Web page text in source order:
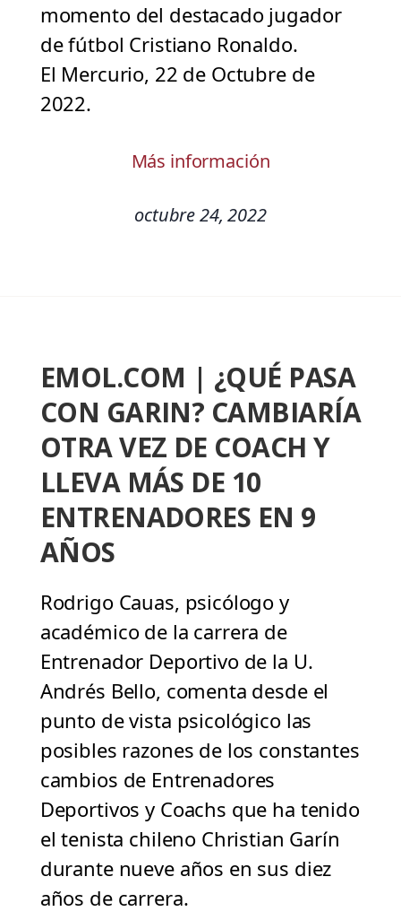
momento del destacado jugador
de fútbol Cristiano Ronaldo.
El Mercurio, 22 de Octubre de
2022.
Más información
octubre 24, 2022
EMOL.COM | ¿QUÉ PASA
CON GARIN? CAMBIARÍA
OTRA VEZ DE COACH Y
LLEVA MÁS DE 10
ENTRENADORES EN 9
AÑOS
Rodrigo Cauas, psicólogo y
académico de la carrera de
Entrenador Deportivo de la U.
Andrés Bello, comenta desde el
punto de vista psicológico las
posibles razones de los constantes
cambios de Entrenadores
Deportivos y Coachs que ha tenido
el tenista chileno Christian Garín
durante nueve años en sus diez
años de carrera.